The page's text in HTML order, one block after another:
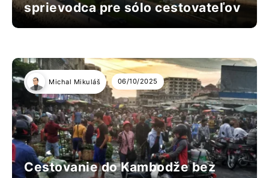
sprievodca pre sólo cestovateľov
Michal Mikuláš 06/10/2025
Cestovanie do Kambodže bez